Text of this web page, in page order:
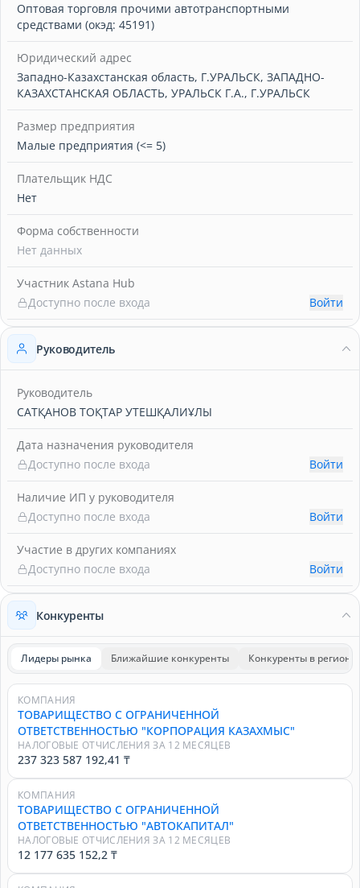
Оптовая торговля прочими автотранспортными
средствами (окэд: 45191)
Юридический адрес
Западно-Казахстанская область, Г.УРАЛЬСК, ЗАПАДНО-
КАЗАХСТАНСКАЯ ОБЛАСТЬ, УРАЛЬСК Г.А., Г.УРАЛЬСК
Размер предприятия
Малые предприятия (<= 5)
Плательщик НДС
Нет
Форма собственности
Нет данных
Участник Astana Hub
Доступно после входа
Войти
Руководитель
Руководитель
САТҚАНОВ ТОҚТАР УТЕШҚАЛИҰЛЫ
Дата назначения руководителя
Доступно после входа
Войти
Наличие ИП у руководителя
Доступно после входа
Войти
Участие в других компаниях
Доступно после входа
Войти
Конкуренты
Лидеры рынка Ближайшие конкуренты Конкуренты в регионе
КОМПАНИЯ
ТОВАРИЩЕСТВО С ОГРАНИЧЕННОЙ
ОТВЕТСТВЕННОСТЬЮ "КОРПОРАЦИЯ КАЗАХМЫС"
НАЛОГОВЫЕ ОТЧИСЛЕНИЯ ЗА 12 МЕСЯЦЕВ
237 323 587 192,41 ₸
КОМПАНИЯ
ТОВАРИЩЕСТВО С ОГРАНИЧЕННОЙ
ОТВЕТСТВЕННОСТЬЮ "АВТОКАПИТАЛ"
НАЛОГОВЫЕ ОТЧИСЛЕНИЯ ЗА 12 МЕСЯЦЕВ
12 177 635 152,2 ₸